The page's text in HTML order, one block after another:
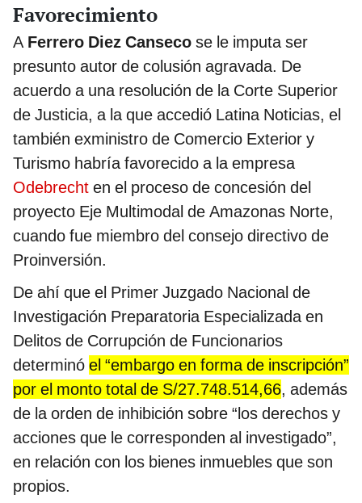
Favorecimiento
A Ferrero Diez Canseco se le imputa ser
presunto autor de colusión agravada. De
acuerdo a una resolución de la Corte Superior
de Justicia, a la que accedió Latina Noticias, el
también exministro de Comercio Exterior y
Turismo habría favorecido a la empresa
Odebrecht en el proceso de concesión del
proyecto Eje Multimodal de Amazonas Norte,
cuando fue miembro del consejo directivo de
Proinversión.
De ahí que el Primer Juzgado Nacional de
Investigación Preparatoria Especializada en
Delitos de Corrupción de Funcionarios
determinó el “embargo en forma de inscripción”
por el monto total de S/27.748.514,66, además
de la orden de inhibición sobre “los derechos y
acciones que le corresponden al investigado”,
en relación con los bienes inmuebles que son
propios.